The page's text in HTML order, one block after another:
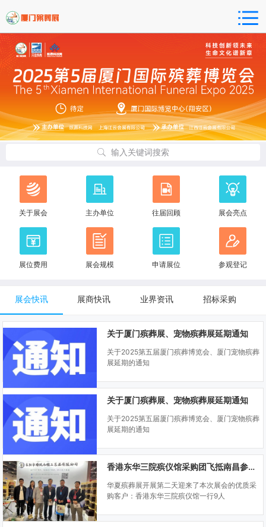
输入关键词搜索
关于展会 主办单位 往届回顾 展会亮点
展位费用 展会规模 申请展位 参观登记
展会快讯 展商快讯 业界资讯 招标采购
关于厦门殡葬展、宠物殡葬展延期通知
关于2025第五届厦门殡葬博览会、厦门宠物殡葬
展延期的通知
关于厦门殡葬展、宠物殡葬展延期通知
关于2025第五届厦门殡葬博览会、厦门宠物殡葬
展延期的通知
香港东华三院殡仪馆采购团飞抵南昌参观华夏殡葬展
华夏殡葬展开展第二天迎来了本次展会的优质采
购客户：香港东华三院殡仪馆一行9人